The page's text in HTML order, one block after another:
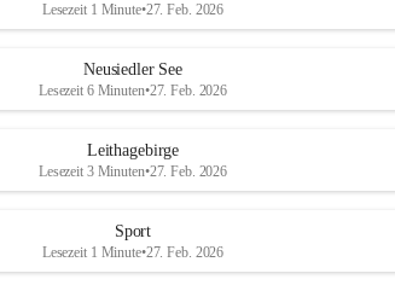
e
d
e
r
S
e
Lesezeit 1 Minute•27. Feb. 2026
Neusiedler See
Lesezeit 6 Minuten•27. Feb. 2026
Leithagebirge
Lesezeit 3 Minuten•27. Feb. 2026
Sport
Lesezeit 1 Minute•27. Feb. 2026